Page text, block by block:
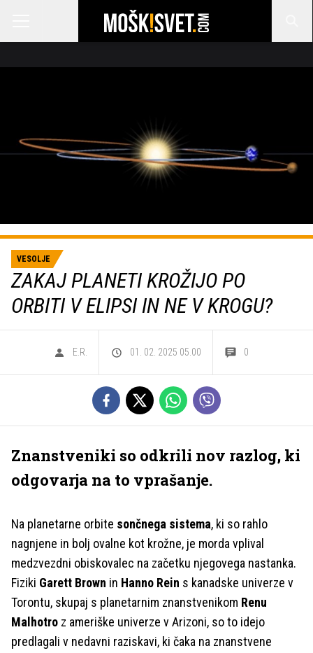
VESOLJE
ZAKAJ PLANETI KROŽIJO PO
ORBITI V ELIPSI IN NE V KROGU?
E.R. 01. 02. 2025 05.00 0
Znanstveniki so odkrili nov razlog, ki
odgovarja na to vprašanje.
Na planetarne orbite sončnega sistema, ki so rahlo
nagnjene in bolj ovalne kot krožne, je morda vplival
medzvezdni obiskovalec na začetku njegovega nastanka.
Fiziki Garett Brown in Hanno Rein s kanadske univerze v
Torontu, skupaj s planetarnim znanstvenikom Renu
Malhotro z ameriške univerze v Arizoni, so to idejo
predlagali v nedavni raziskavi, ki čaka na znanstvene